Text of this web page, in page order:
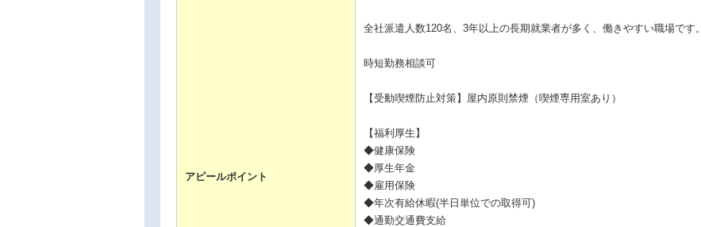
アピールポイント
全社派遣人数120名、3年以上の長期就業者が多く、働きやすい職場です。
時短勤務相談可
【受動喫煙防止対策】屋内原則禁煙（喫煙専用室あり）
【福利厚生】
◆健康保険
◆厚生年金
◆雇用保険
◆年次有給休暇(半日単位での取得可)
◆通勤交通費支給